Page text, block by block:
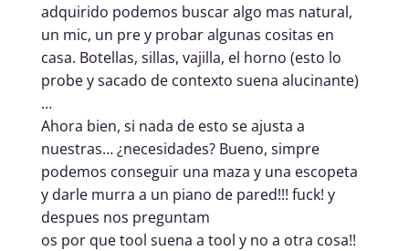
adquirido podemos buscar algo mas natural,
un mic, un pre y probar algunas cositas en
casa. Botellas, sillas, vajilla, el horno (esto lo
probe y sacado de contexto suena alucinante)
…
Ahora bien, si nada de esto se ajusta a
nuestras… ¿necesidades? Bueno, simpre
podemos conseguir una maza y una escopeta
y darle murra a un piano de pared!!! fuck! y
despues nos preguntam
os por que tool suena a tool y no a otra cosa!!